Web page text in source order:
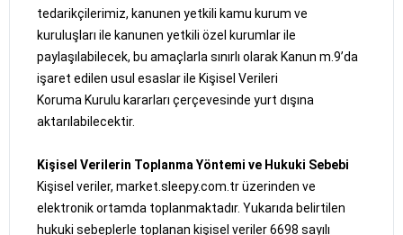
tedarikçilerimiz, kanunen yetkili kamu kurum ve
kuruluşları ile kanunen yetkili özel kurumlar ile
paylaşılabilecek, bu amaçlarla sınırlı olarak Kanun m.9’da
işaret edilen usul esaslar ile Kişisel Verileri
Koruma Kurulu kararları çerçevesinde yurt dışına
aktarılabilecektir.
Kişisel Verilerin Toplanma Yöntemi ve Hukuki Sebebi
Kişisel veriler, market.sleepy.com.tr üzerinden ve
elektronik ortamda toplanmaktadır. Yukarıda belirtilen
hukuki sebeplerle toplanan kişisel veriler 6698 sayılı